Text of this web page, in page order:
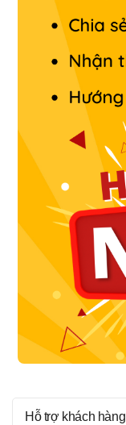
Hỗ trợ khách hàng